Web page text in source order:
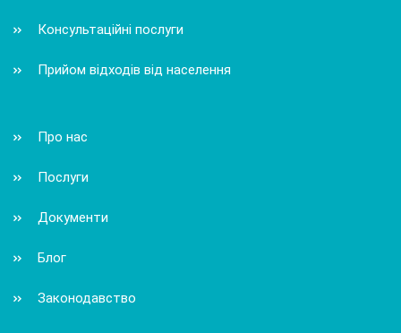
Консультаційні послуги
Прийом відходів від населення
Про нас
Послуги
Документи
Блог
Законодавство